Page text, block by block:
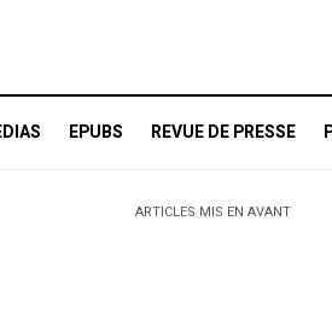
EPUBS REVUE DE PRESSE
ARTICLES MIS EN AVANT